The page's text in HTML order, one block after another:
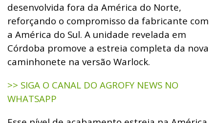
desenvolvida fora da América do Norte,
reforçando o compromisso da fabricante com
a América do Sul. A unidade revelada em
Córdoba promove a estreia completa da nova
caminhonete na versão Warlock.
>> SIGA O CANAL DO AGROFY NEWS NO
WHATSAPP